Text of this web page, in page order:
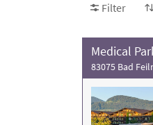
Filter
Medical
83075 Bad